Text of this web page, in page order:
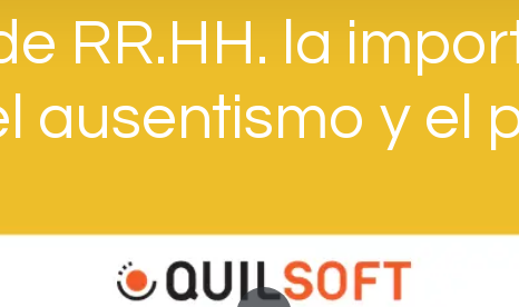
RR.HH. la
ausentismo y el